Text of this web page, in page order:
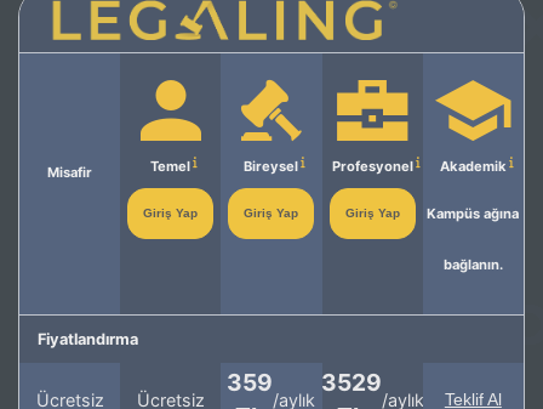
Misafir Temel
Giriş Yap
Bireysel
Giriş Yap
Profesyonel
Giriş Yap
Akademik
Kampüs ağına
bağlanın.
Fiyatlandırma
Ücretsiz Ücretsiz
359
/aylık
3529
/aylık Teklif Al